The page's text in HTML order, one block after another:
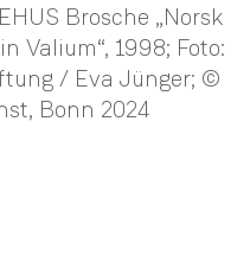
Brosche „Norsk
Valium“, 1998; Foto:
/ Eva Jünger; ©
Bonn 2024